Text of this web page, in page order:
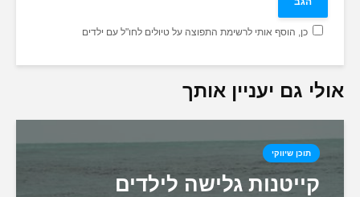
כן, הוסף אותי לרשימת התפוצה על טיולים לחו"ל עם ילדים
אולי גם יעניין אותך
תוכן שיווקי
קייטנות גלישה לילדים